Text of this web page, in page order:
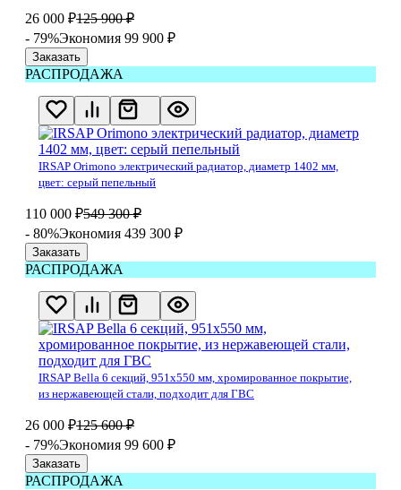
26 000 ₽125 900 ₽
- 79%Экономия 99 900 ₽
Заказать
РАСПРОДАЖА
IRSAP Orimono электрический радиатор, диаметр 1402 мм,
цвет: серый пепельный
110 000 ₽549 300 ₽
- 80%Экономия 439 300 ₽
Заказать
РАСПРОДАЖА
IRSAP Bella 6 секций, 951x550 мм, хромированное покрытие,
из нержавеющей стали, подходит для ГВС
26 000 ₽125 600 ₽
- 79%Экономия 99 600 ₽
Заказать
РАСПРОДАЖА